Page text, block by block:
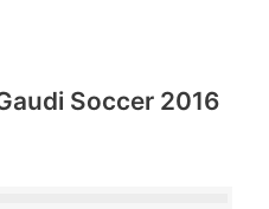
Soccer 2016